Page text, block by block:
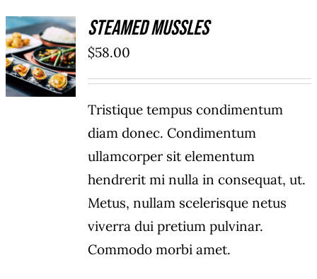
ADD TO
CART
/
DÉTAILS
Steamed Mussles
$58.00
Tristique tempus condimentum
diam donec. Condimentum
ullamcorper sit elementum
hendrerit mi nulla in consequat, ut.
Metus, nullam scelerisque netus
viverra dui pretium pulvinar.
Commodo morbi amet.